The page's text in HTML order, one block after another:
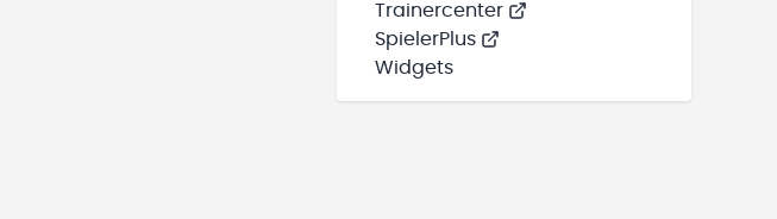
Trainercenter
SpielerPlus
Widgets